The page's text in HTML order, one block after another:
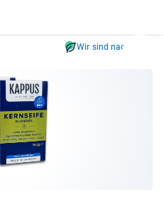
Wir sind nachhaltig